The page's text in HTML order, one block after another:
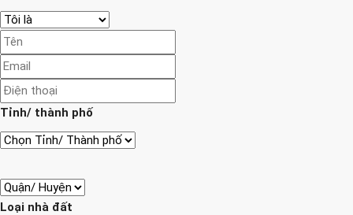
Tỉnh/ thành phố
Loại nhà đất